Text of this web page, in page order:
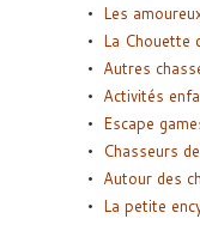
Les
La Chouette
Autres
Activités
Escape
Chasseurs
Autour des
La petite